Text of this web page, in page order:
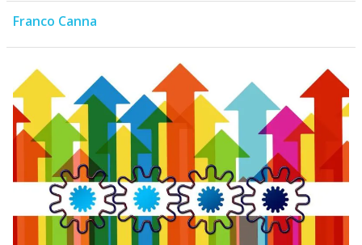
Franco Canna